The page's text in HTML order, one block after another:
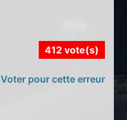
412 vote(s)
Voter pour cette erreur